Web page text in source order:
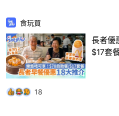
食玩買
長者優
$17套
18